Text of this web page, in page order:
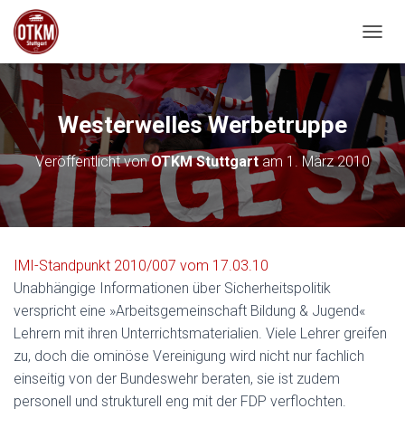
Westerwelles Werbetruppe
Veröffentlicht vonOTKM Stuttgartam 1. März 2010
IMI-Standpunkt 2010/007 vom 17.03.10
Unabhängige Informationen über Sicherheitspolitik
verspricht eine »Arbeitsgemeinschaft Bildung & Jugend«
Lehrern mit ihren Unterrichtsmaterialien. Viele Lehrer greifen
zu, doch die ominöse Vereinigung wird nicht nur fachlich
einseitig von der Bundeswehr beraten, sie ist zudem
personell und strukturell eng mit der FDP verflochten.